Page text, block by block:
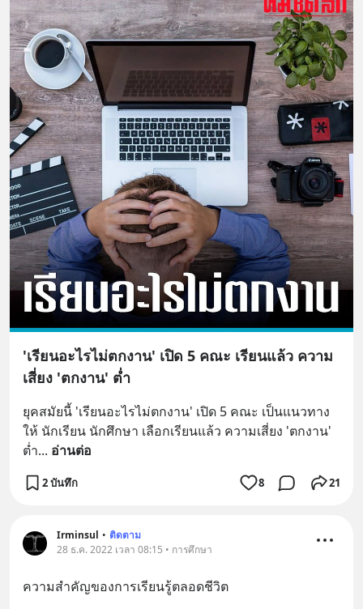
'เรียนอะไรไม่ตกงาน' เปิด 5 คณะ เรียนแล้ว ความ
เสี่ยง 'ตกงาน' ต่ำ
ยุคสมัยนี้ 'เรียนอะไรไม่ตกงาน' เปิด 5 คณะ เป็นแนวทาง
ให้ นักเรียน นักศึกษา เลือกเรียนแล้ว ความเสี่ยง 'ตกงาน'
ต่ำ... อ่านต่อ
2 บันทึก 8 21
Irminsul • ติดตาม
28 ธ.ค. 2022 เวลา 08:15 • การศึกษา
ความสำคัญของการเรียนรู้ตลอดชีวิต